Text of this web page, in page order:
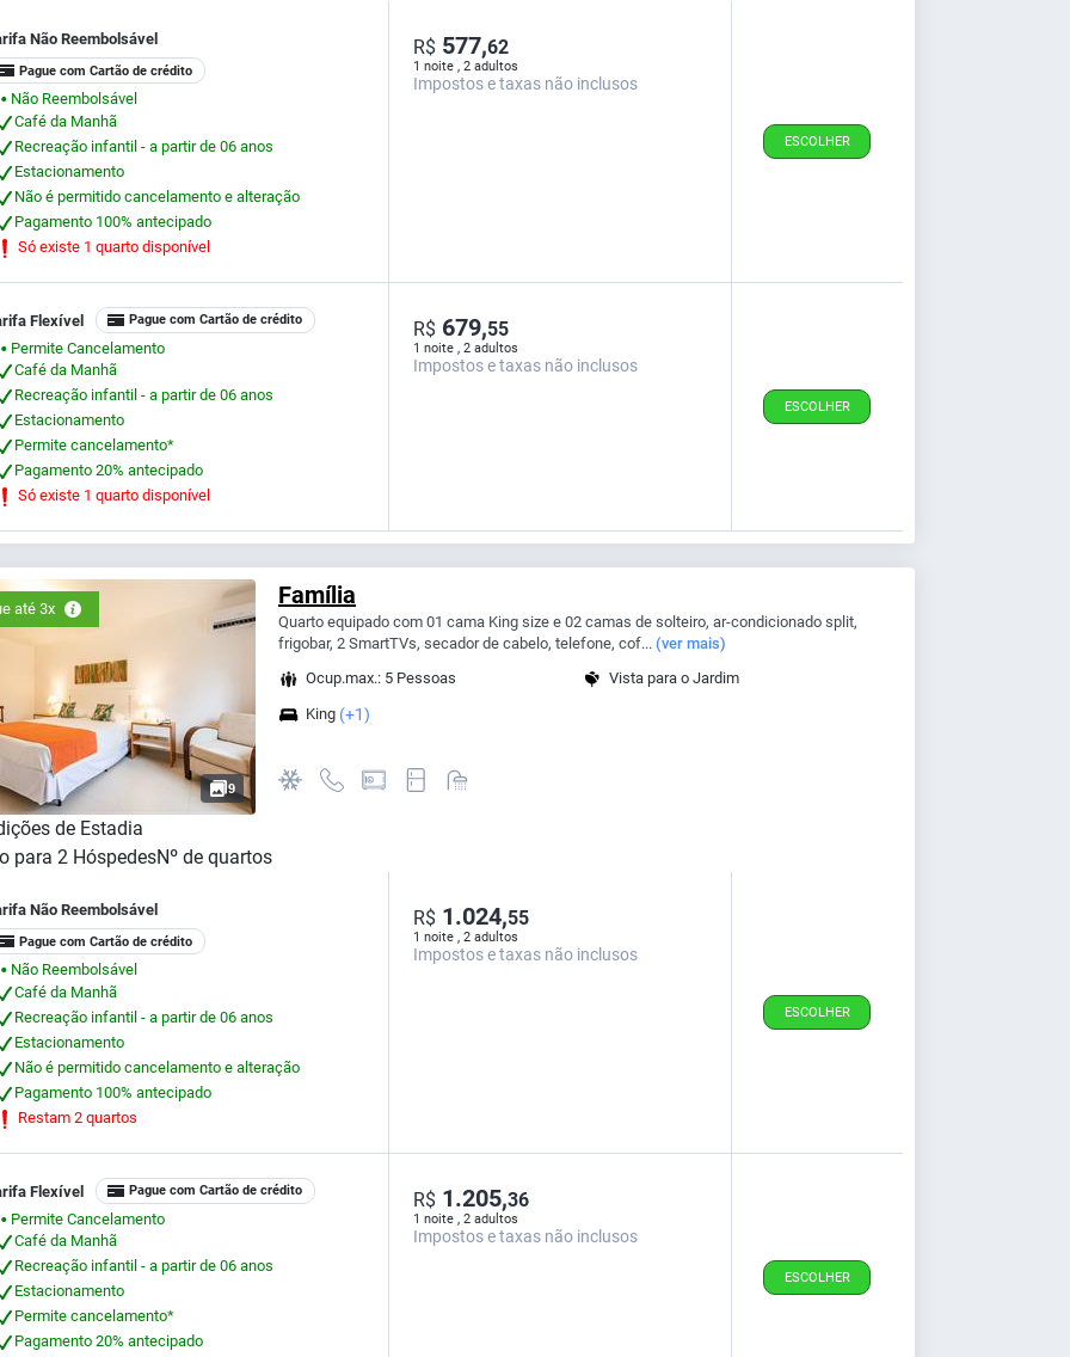
Não Reembolsável
Pague com Cartão de crédito
⬤
Não Reembolsável
Café da Manhã
Recreação infantil - a partir de 06 anos
Estacionamento
Não é permitido cancelamento e alteração
Pagamento 100% antecipado
Só existe 1 quarto disponível
1 noite , 2 adultos
R$ 577,62
Impostos e taxas não inclusos
ESCOLHER
Flexível Pague com Cartão de crédito
⬤
Permite Cancelamento
Café da Manhã
Recreação infantil - a partir de 06 anos
Estacionamento
Permite cancelamento*
Pagamento 20% antecipado
Só existe 1 quarto disponível
1 noite , 2 adultos
R$ 679,55
Impostos e taxas não inclusos
ESCOLHER
até 3x
9
Família
Quarto equipado com 01 cama King size e 02 camas de solteiro, ar-condicionado split,
frigobar, 2 SmartTVs, secador de cabelo, telefone, cof... (ver mais)
Ocup.max.: 5 Pessoas
Vista para o Jardim
King (+1)
de Estadia
para 2 HóspedesNº de quartos
Não Reembolsável
Pague com Cartão de crédito
⬤
Não Reembolsável
Café da Manhã
Recreação infantil - a partir de 06 anos
Estacionamento
Não é permitido cancelamento e alteração
Pagamento 100% antecipado
Restam 2 quartos
1 noite , 2 adultos
R$ 1.024,55
Impostos e taxas não inclusos
ESCOLHER
Flexível Pague com Cartão de crédito
⬤
Permite Cancelamento
Café da Manhã
Recreação infantil - a partir de 06 anos
Estacionamento
Permite cancelamento*
Pagamento 20% antecipado
1 noite , 2 adultos
R$ 1.205,36
Impostos e taxas não inclusos
ESCOLHER